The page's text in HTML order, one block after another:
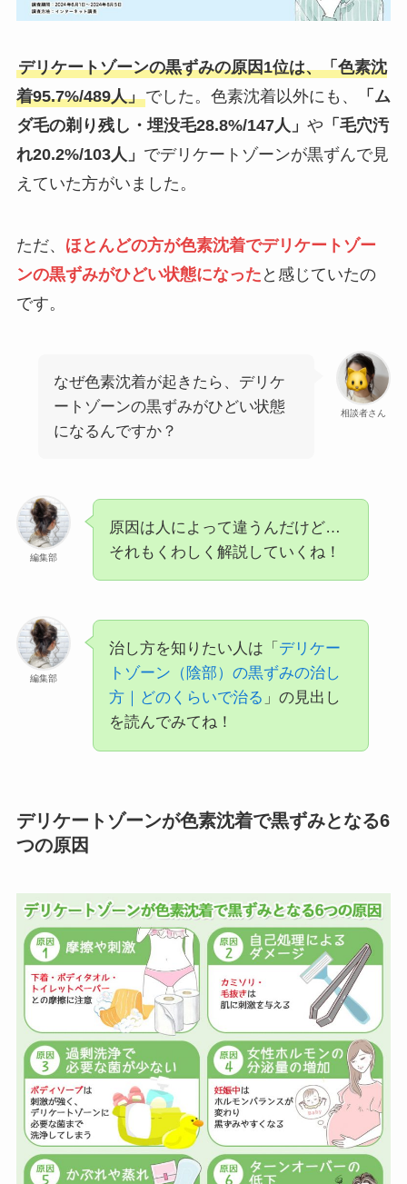
デリケートゾーンの黒ずみの原因1位は、「色素沈
着95.7%/489人」でした。色素沈着以外にも、
「ム
ダ毛の剃り残し・埋没毛28.8%/147人」 や 「毛穴汚
れ20.2%/103人」 でデリケートゾーンが黒ずんで見
えていた方がいました。
ただ、 ほとんどの方が色素沈着でデリケートゾー
ンの黒ずみがひどい状態になった と感じていたの
です。
相談者さん
なぜ色素沈着が起きたら、デリケ
ートゾーンの黒ずみがひどい状態
になるんですか？
編集部
原因は人によって違うんだけど…
それもくわしく解説していくね！
編集部
治し方を知りたい人は「 デリケー
トゾーン（陰部）の黒ずみの治し
方｜どのくらいで治る 」の見出し
を読んでみてね！
デリケートゾーンが色素沈着で黒ずみとなる6
つの原因